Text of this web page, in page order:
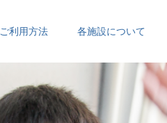
ご利用方法 各施設について